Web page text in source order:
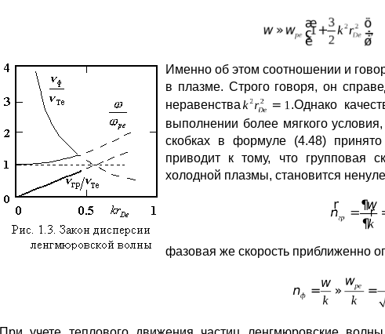
И менно об этом соотношении и
в плазме. Строго говоря, он
неравенства
.Однако
выполнении более мягкого
скобках в формуле (4.48)
приводит к тому, что групповая
холодной плазмы, становится
фазовая же скорость приближенно